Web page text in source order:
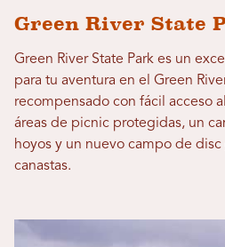
Green River State
Green River State Park es un
para tu aventura en el Green
recompensado con fácil acceso
áreas de picnic protegidas, un
hoyos y un nuevo campo de
canastas.